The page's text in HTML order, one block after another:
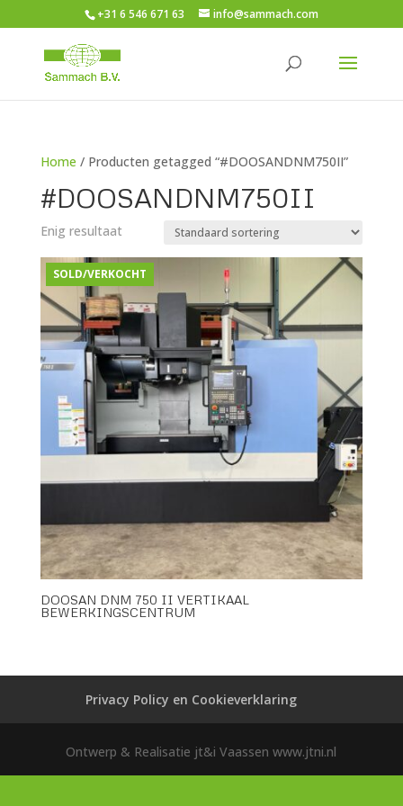
+31 6 546 671 63 info@sammach.com
Home / Producten getagged “#DOOSANDNM750II”
#DOOSANDNM750II
Enig resultaat
SOLD/VERKOCHT
DOOSAN DNM 750 II VERTIKAAL
BEWERKINGSCENTRUM
Privacy Policy en Cookieverklaring
Ontwerp & Realisatie jt&i Vaassen www.jtni.nl